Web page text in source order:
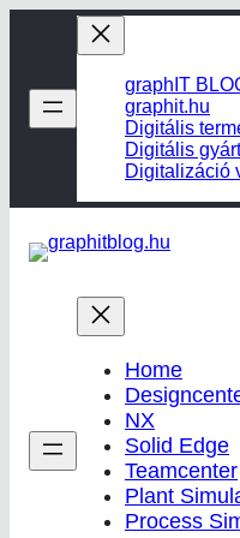
tartalomhoz
graphIT
graphit.hu
Digitális
Digitális
Digitalizáció
Home
NX
Solid Edge
Teamcenter
Plant
Process